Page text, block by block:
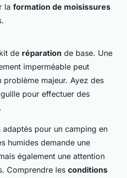
la formation de moisissures
de réparation de base. Une
imperméable peut
problème majeur. Ayez des
pour effectuer des
pour un camping en
humides demande une
également une attention
Comprendre les conditions